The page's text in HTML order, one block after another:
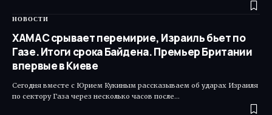
НОВОСТИ
ХАМАС срывает перемирие, Израиль бьет по
Газе. Итоги срока Байдена. Премьер Британии
впервые в Киеве
Сегодня вместе с Юрием Кукиным рассказываем об ударах Израиля
по сектору Газа через несколько часов после…